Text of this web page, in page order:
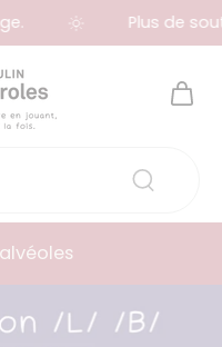
Plus de